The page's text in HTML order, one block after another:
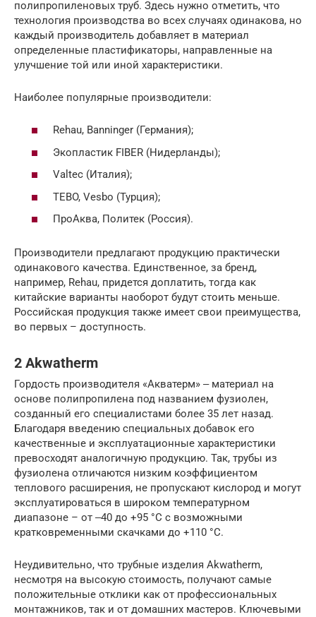
полипропиленовых труб. Здесь нужно отметить, что
технология производства во всех случаях одинакова, но
каждый производитель добавляет в материал
определенные пластификаторы, направленные на
улучшение той или иной характеристики.
Наиболее популярные производители:
Rehau, Banninger (Германия);
Экопластик FIBER (Нидерланды);
Valtec (Италия);
TEBO, Vesbo (Турция);
ПроАква, Политек (Россия).
Производители предлагают продукцию практически
одинакового качества. Единственное, за бренд,
например, Rehau, придется доплатить, тогда как
китайские варианты наоборот будут стоить меньше.
Российская продукция также имеет свои преимущества,
во первых – доступность.
2 Akwatherm
Гордость производителя «Акватерм» ‒ материал на
основе полипропилена под названием фузиолен,
созданный его специалистами более 35 лет назад.
Благодаря введению специальных добавок его
качественные и эксплуатационные характеристики
превосходят аналогичную продукцию. Так, трубы из
фузиолена отличаются низким коэффициентом
теплового расширения, не пропускают кислород и могут
эксплуатироваться в широком температурном
диапазоне – от ‒40 до +95 °C с возможными
кратковременными скачками до +110 °C.
Неудивительно, что трубные изделия Akwatherm,
несмотря на высокую стоимость, получают самые
положительные отклики как от профессиональных
монтажников, так и от домашних мастеров. Ключевыми